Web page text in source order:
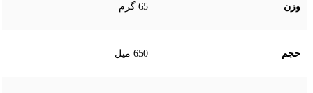
وزن 65 گرم
حجم 650 میل